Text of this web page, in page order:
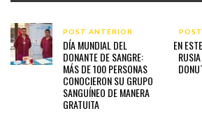
POST ANTERIOR
DÍA MUNDIAL DEL
DONANTE DE SANGRE:
MÁS DE 100 PERSONAS
CONOCIERON SU GRUPO
SANGUÍNEO DE MANERA
GRATUITA
EN